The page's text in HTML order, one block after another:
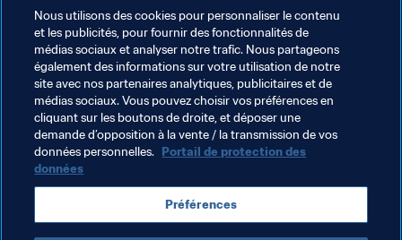
villes hôtes ont été interrogés sur leur connaissance de
l'histoire de la Coupe des Confédérations de la FIFA et
Saransk, sous la forme d'une visioconférence entre les
participants des différentes villes.
Il ne fait aucun doute que de nombreux Russes seront au
fait de tout ce qu'il y a à savoir sur la Coupe des
Confédérations de la FIFA d'ici le coup d'envoi du
Nous utilisons des cookies pour personnaliser le contenu
et les publicités, pour fournir des fonctionnalités de
médias sociaux et analyser notre trafic. Nous partageons
également des informations sur votre utilisation de notre
site avec nos partenaires analytiques, publicitaires et de
médias sociaux. Vous pouvez choisir vos préférences en
cliquant sur les boutons de droite, et déposer une
demande d’opposition à la vente / la transmission de vos
données personnelles. Portail de protection des
données
Préférences